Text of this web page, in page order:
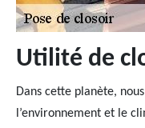
Utilité de
Dans cette planète,
l’environnement et le